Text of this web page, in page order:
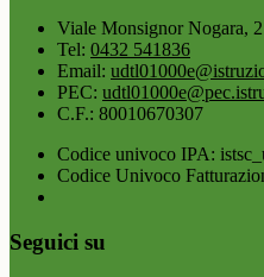
Viale Monsignor Nogara,
Tel: 0432 541836
Email:
PEC:
C.F.: 80010670307
Codice univoco IPA:
Codice Univoco
Seguici su